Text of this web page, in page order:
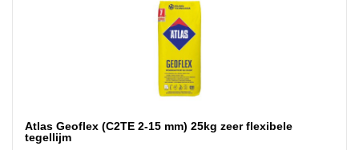
Atlas Geoflex (C2TE 2-15 mm) 25kg zeer flexibele
tegellijm